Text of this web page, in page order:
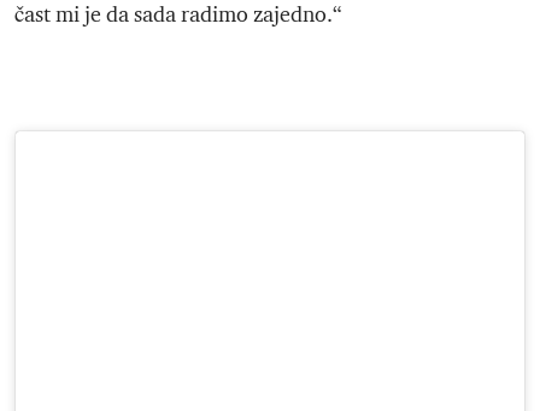
čast mi je da sada radimo zajedno.“